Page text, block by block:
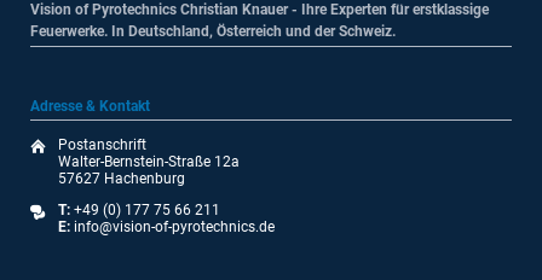
Vision of Pyrotechnics Christian Knauer - Ihre Experten für erstklassige
Feuerwerke. In Deutschland, Österreich und der Schweiz.
Adresse & Kontakt
Postanschrift
Walter-Bernstein-Straße 12a
57627 Hachenburg
T: +49 (0) 177 75 66 211
E:info@vision-of-pyrotechnics.de